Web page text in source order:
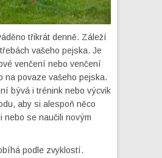
třikrát denně. Záleží
vašeho pejska. Je
venčení nebo venčení
na povaze vašeho pejska.
bývá i trénink nebo výcvik
aby si alespoň něco
nebo se naučili novým
podle zvyklostí.